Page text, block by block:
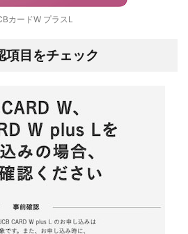
カードW プラスL
項目をチェック